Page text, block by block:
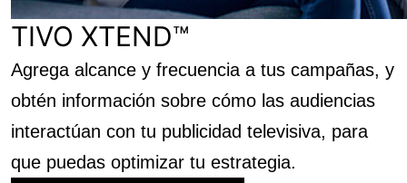
TIVO XTEND™
Agrega alcance y frecuencia a tus campañas, y
obtén información sobre cómo las audiencias
interactúan con tu publicidad televisiva, para
que puedas optimizar tu estrategia.